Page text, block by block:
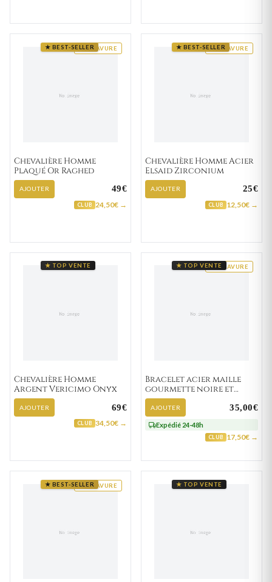
GRAVURE
★ BEST-SELLER
Chevalière Homme
Plaqué Or Raghed
AJOUTER 49€
CLUB 24,50€ →
GRAVURE
★ BEST-SELLER
Chevalière Homme Acier
Elsaid Zirconium
AJOUTER 25€
CLUB 12,50€ →
★ TOP VENTE
Chevalière Homme
Argent Vericimo Onyx
AJOUTER 69€
CLUB 34,50€ →
GRAVURE
★ TOP VENTE
Bracelet acier maille
gourmette noire et
Roukos strass
AJOUTER 35,00€
Expédié 24-48h
CLUB 17,50€ →
GRAVURE
★ BEST-SELLER ★ TOP VENTE